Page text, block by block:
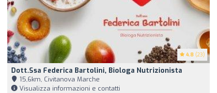
4.8 (23)
Dott.ssa Federica Bartolini, Biologa Nutrizionista
15,6km, Civitanova Marche
Visualizza informazioni e contatti